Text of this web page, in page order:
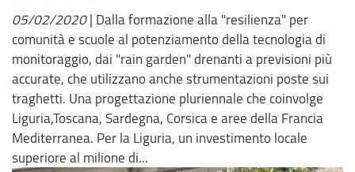
05/02/2020| Dalla formazione alla "resilienza" per
comunità e scuole al potenziamento della tecnologia di
monitoraggio, dai "rain garden" drenanti a previsioni più
accurate, che utilizzano anche strumentazioni poste sui
traghetti. Una progettazione pluriennale che coinvolge
Liguria,Toscana, Sardegna, Corsica e aree della Francia
Mediterranea. Per la Liguria, un investimento locale
superiore al milione di...